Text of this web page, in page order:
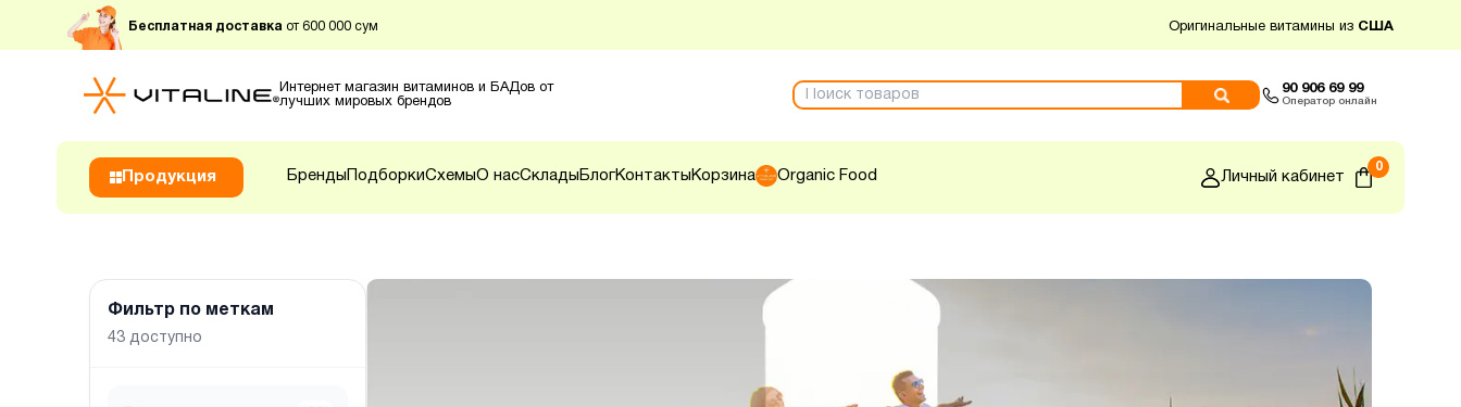
Бесплатная доставка от 600 000 сум Оригинальные витамины из США
Интернет магазин витаминов и БАДов от
лучших мировых брендов
90 906 69 99
Оператор онлайн
Продукция Бренды ПодборкиСхемыО насСклады БлогКонтакты Корзина Organic Food Личный кабинет
0
Фильтр по меткам
43 доступно